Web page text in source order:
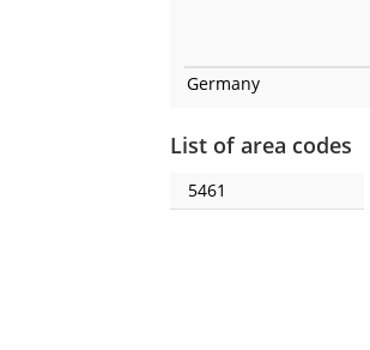
Germany
List of area codes
5461